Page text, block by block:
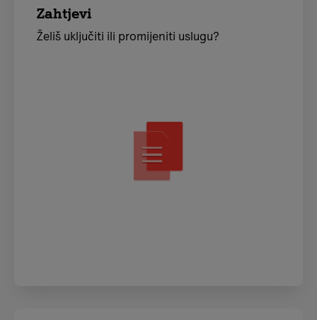
Zahtjevi
Želiš uključiti ili promijeniti uslugu?